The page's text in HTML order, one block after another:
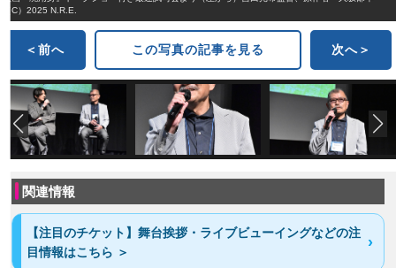
（C）2025 N.R.E.
＜前へ この写真の記事を見る 次へ＞
関連情報
【注目のチケット】舞台挨拶・ライブビューイングなどの注
目情報はこちら ＞